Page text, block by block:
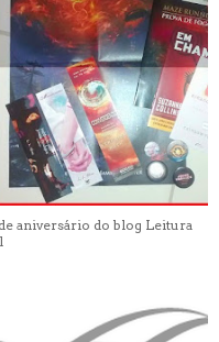
aniversário do blog Leitura